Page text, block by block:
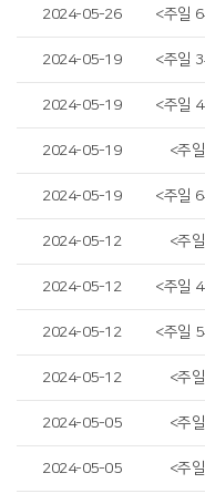
2024-05-26
2024-05-19
2024-05-19
2024-05-19 <주
2024-05-19
2024-05-12 <주
2024-05-12
2024-05-12
2024-05-12 <주
2024-05-05 <주
2024-05-05 <주